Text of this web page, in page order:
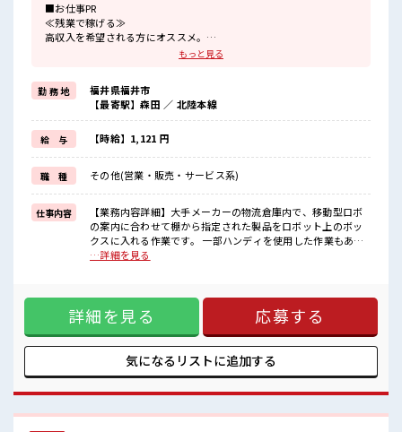
■お仕事PR
≪残業で稼げる≫
高収入を希望される方にオススメ。
残業は月20時間以上あります♪
週末は家族や友人と一緒にプライベート満喫！
≪ヘアカラーOKで自由な雰囲気の職場≫
明るすぎたり奇抜でなければ基本的に自由！
(規定有)≪動きやすい制服アリ≫
制服があるので、
毎日の服装の悩み解消♪
≪未経験OKの仕事≫
新しいことにチャレンジするのは不安だけど、
しっかり働く環境が整っています！
イチからスキルUP・ステップUP目指していきましょう！
■職場の雰囲気
髪型・髪色自由♪
≪20代の方が多数活躍中の職場≫
一息つける休憩スペースもあります！
残業がしっかりあるお仕事！
もっと見る
勤 務 地
福井県福井市
【最寄駅】森田 ／ 北陸本線
給 与 【時給】1,121 円
職 種 その他(営業・販売・サービス系)
仕事内容
【業務内容詳細】大手メーカーの物流倉庫内で、移動型ロボ
の案内に合わせて棚から指定された製品をロボット上のボッ
クスに入れる作業です。 一部ハンディを使用した作業もあり
ます。 システム管理されているのでミスなども起きにくく、
方にオススメ。 残業は月20時間以上あります♪ ≪完全週休二
日制≫ 週末は家族や友人と一緒にプライベート満喫！ ≪ヘア
カラーOKで自由な雰囲気の職場≫ 明るすぎたり奇抜でなけれ
ば基本的に自由！ (規定有)≪動きやすい制服アリ≫ 制服があ
るので、 毎日の服装の悩み解消♪ ≪未経験OKの仕事≫ 新し
いことにチャレンジするのは不安だけど、 しっかり働く環境
いきましょう！ ■職場の雰囲気 髪型・髪色自由♪ 派手過ぎな
ければOKだから、 モチベーションもUP！ ≪20代の方が多数
…詳細を見る
詳細を見る 応募する
気になるリストに追加する